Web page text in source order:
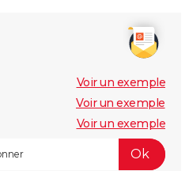
Voir un exemple
Voir un exemple
Voir un exemple